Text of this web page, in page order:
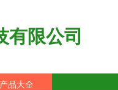
有限公司
产品大全